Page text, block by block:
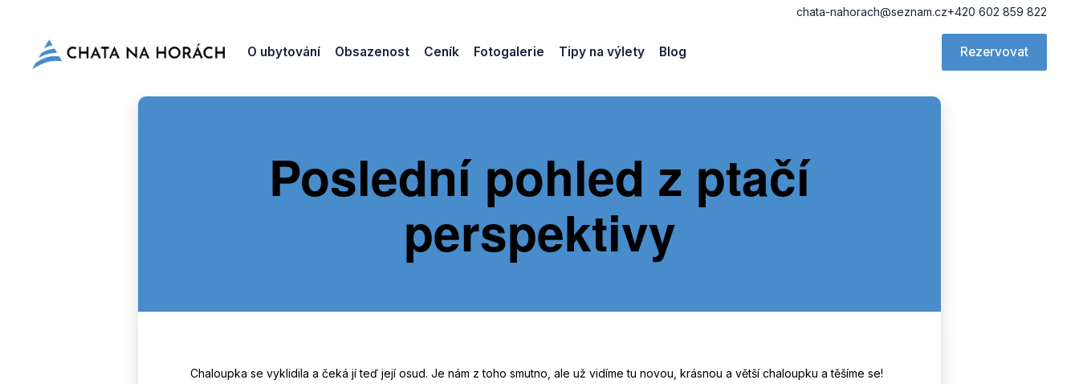
chata-nahorach@seznam.cz+420 602 859 822
O ubytování Obsazenost Ceník Fotogalerie Tipy na výlety Blog Rezervovat
Poslední pohled z ptačí
perspektivy
Chaloupka se vyklidila a čeká jí teď její osud. Je nám z toho smutno, ale už vidíme tu novou, krásnou a větší chaloupku a těšíme se!